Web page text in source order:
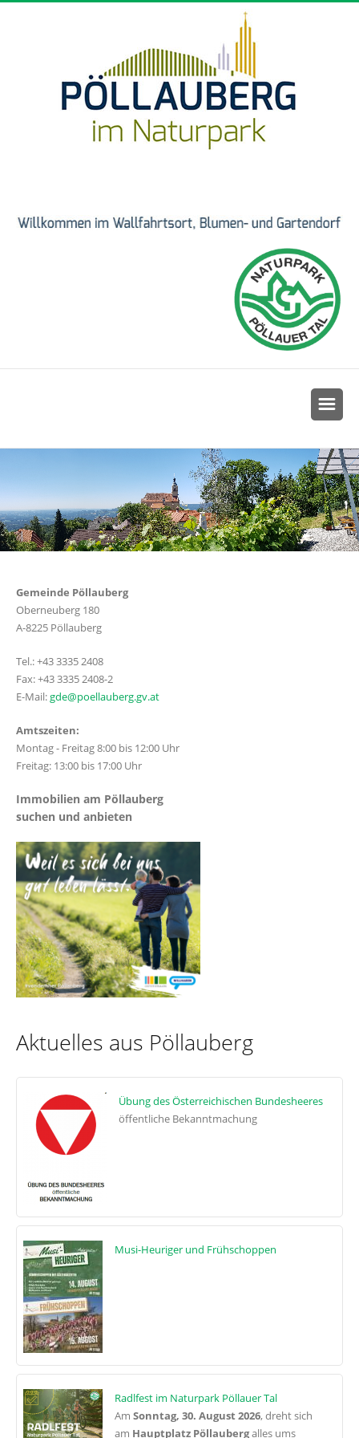
Gemeinde Pöllauberg
Oberneuberg 180
A-8225 Pöllauberg
Tel.: +43 3335 2408
Fax: +43 3335 2408-2
E-Mail:gde@poellauberg.gv.at
Amtszeiten:
Montag - Freitag 8:00 bis 12:00 Uhr
Freitag: 13:00 bis 17:00 Uhr
Immobilien am Pöllauberg
suchen und anbieten
Aktuelles aus Pöllauberg
Übung des Österreichischen Bundesheeres
öffentliche Bekanntmachung
Musi-Heuriger und Frühschoppen
Radlfest im Naturpark Pöllauer Tal
Am Sonntag, 30. August 2026, dreht sich
am Hauptplatz Pöllaubergalles ums